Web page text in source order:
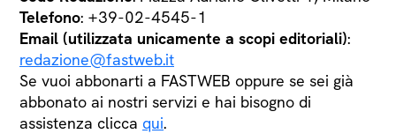
Telefono: +39-02-4545-1
Email (utilizzata unicamente a scopi editoriali):
redazione@fastweb.it
Se vuoi abbonarti a FASTWEB oppure se sei già
abbonato ai nostri servizi e hai bisogno di
assistenza clicca qui.